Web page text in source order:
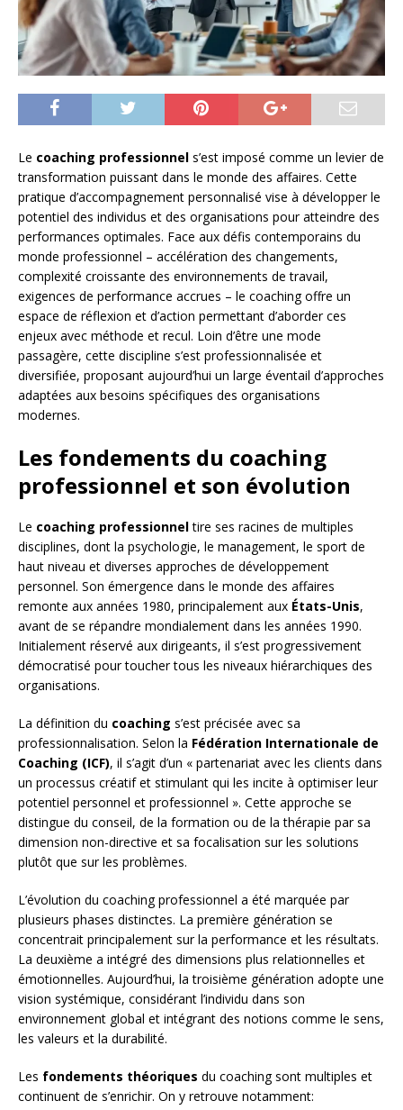
Le coaching professionnel s’est imposé comme un levier de
transformation puissant dans le monde des affaires. Cette
pratique d’accompagnement personnalisé vise à développer le
potentiel des individus et des organisations pour atteindre des
performances optimales. Face aux défis contemporains du
monde professionnel – accélération des changements,
complexité croissante des environnements de travail,
exigences de performance accrues – le coaching offre un
espace de réflexion et d’action permettant d’aborder ces
enjeux avec méthode et recul. Loin d’être une mode
passagère, cette discipline s’est professionnalisée et
diversifiée, proposant aujourd’hui un large éventail d’approches
adaptées aux besoins spécifiques des organisations
modernes.
Les fondements du coaching
professionnel et son évolution
Le coaching professionneltire ses racines de multiples
disciplines, dont la psychologie, le management, le sport de
haut niveau et diverses approches de développement
personnel. Son émergence dans le monde des affaires
remonte aux années 1980, principalement aux États-Unis,
avant de se répandre mondialement dans les années 1990.
Initialement réservé aux dirigeants, il s’est progressivement
démocratisé pour toucher tous les niveaux hiérarchiques des
organisations.
La définition du coaching s’est précisée avec sa
professionnalisation. Selon la Fédération Internationale de
Coaching (ICF), il s’agit d’un « partenariat avec les clients dans
un processus créatif et stimulant qui les incite à optimiser leur
potentiel personnel et professionnel ». Cette approche se
distingue du conseil, de la formation ou de la thérapie par sa
dimension non-directive et sa focalisation sur les solutions
plutôt que sur les problèmes.
L’évolution du coaching professionnel a été marquée par
plusieurs phases distinctes. La première génération se
concentrait principalement sur la performance et les résultats.
La deuxième a intégré des dimensions plus relationnelles et
émotionnelles. Aujourd’hui, la troisième génération adopte une
vision systémique, considérant l’individu dans son
environnement global et intégrant des notions comme le sens,
les valeurs et la durabilité.
Les fondements théoriques du coaching sont multiples et
continuent de s’enrichir. On y retrouve notamment: